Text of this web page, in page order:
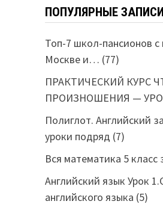
ПОПУЛЯРНЫЕ ЗАПИСИ
Топ-7 школ-пансионов
Москве и… (77)
ПРАКТИЧЕСКИЙ КУРС
ПРОИЗНОШЕНИЯ —
Полиглот. Английский
уроки подряд (7)
Вся математика 5 класс
Английский язык Урок
английского языка (5)